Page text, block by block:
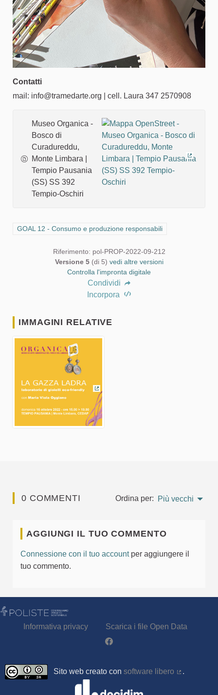
Contatti
mail: info@tramedarte.org | cell. Laura 347 2570908
Museo Organica -
Bosco di
Curadureddu,
Monte Limbara |
Tempio Pausania
(SS) SS 392
Tempio-Oschiri
Filtra i risultati per categoria: GOAL 12 - Consumo e produzione
GOAL 12 - Consumo e produzione responsabili
Riferimento: pol-PROP-2022-09-212
Versione 5(di 5) vedi altre versioni
Controlla l'impronta digitale
Condividi
Incorpora
IMMAGINI RELATIVE
(Collegamento esterno)
0 COMMENTI Ordina per: Più vecchi
AGGIUNGI IL TUO COMMENTO
Connessione con il tuo accountper aggiungere il
tuo commento.
Informativa privacy
Scarica i file Open Data
Partecipa - Poliste su Facebook
Sito web creato con software libero
.